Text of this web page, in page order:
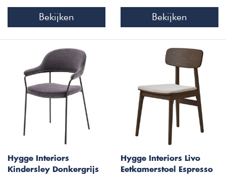
Bekijken Bekijken
Hygge Interiors
Kindersley Donkergrijs
Hygge Interiors Livo
Eetkamerstoel Espresso